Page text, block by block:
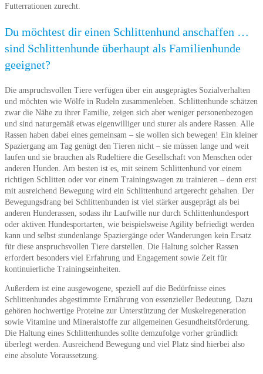
Futterrationen zurecht.
Du möchtest dir einen Schlittenhund anschaffen …
sind Schlittenhunde überhaupt als Familienhunde
geeignet?
Die anspruchsvollen Tiere verfügen über ein ausgeprägtes Sozialverhalten
und möchten wie Wölfe in Rudeln zusammenleben. Schlittenhunde schätzen
zwar die Nähe zu ihrer Familie, zeigen sich aber weniger personenbezogen
und sind naturgemäß etwas eigenwilliger und sturer als andere Rassen. Alle
Rassen haben dabei eines gemeinsam – sie wollen sich bewegen! Ein kleiner
Spaziergang am Tag genügt den Tieren nicht – sie müssen lange und weit
laufen und sie brauchen als Rudeltiere die Gesellschaft von Menschen oder
anderen Hunden. Am besten ist es, mit seinem Schlittenhund vor einem
richtigen Schlitten oder vor einem Trainingswagen zu trainieren – denn erst
mit ausreichend Bewegung wird ein Schlittenhund artgerecht gehalten. Der
Bewegungsdrang bei Schlittenhunden ist viel stärker ausgeprägt als bei
anderen Hunderassen, sodass ihr Laufwille nur durch Schlittenhundesport
oder aktiven Hundesportarten, wie beispielsweise Agility befriedigt werden
kann und selbst stundenlange Spaziergänge oder Wanderungen kein Ersatz
für diese anspruchsvollen Tiere darstellen. Die Haltung solcher Rassen
erfordert besonders viel Erfahrung und Engagement sowie Zeit für
kontinuierliche Trainingseinheiten.
Außerdem ist eine ausgewogene, speziell auf die Bedürfnisse eines
Schlittenhundes abgestimmte Ernährung von essenzieller Bedeutung. Dazu
gehören hochwertige Proteine zur Unterstützung der Muskelregeneration
sowie Vitamine und Mineralstoffe zur allgemeinen Gesundheitsförderung.
Die Haltung eines Schlittenhundes sollte demzufolge vorher gründlich
überlegt werden. Ausreichend Bewegung und viel Platz sind hierbei also
eine absolute Voraussetzung.